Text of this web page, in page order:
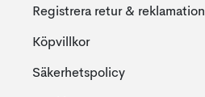
Registrera retur & reklamation
Köpvillkor
Säkerhetspolicy